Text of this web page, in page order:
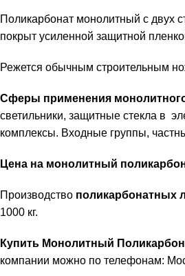
Поликарбонат монолитный с двух
покрыт усиленной защитной
Режется обычным строительным
Сферы применения
светильники, защитные стекла в
комплексы. Входные группы,
Цена на монолитный
Производство поликарбонатных
1000 кг.
Купить Монолитный
компании можно по телефонам: